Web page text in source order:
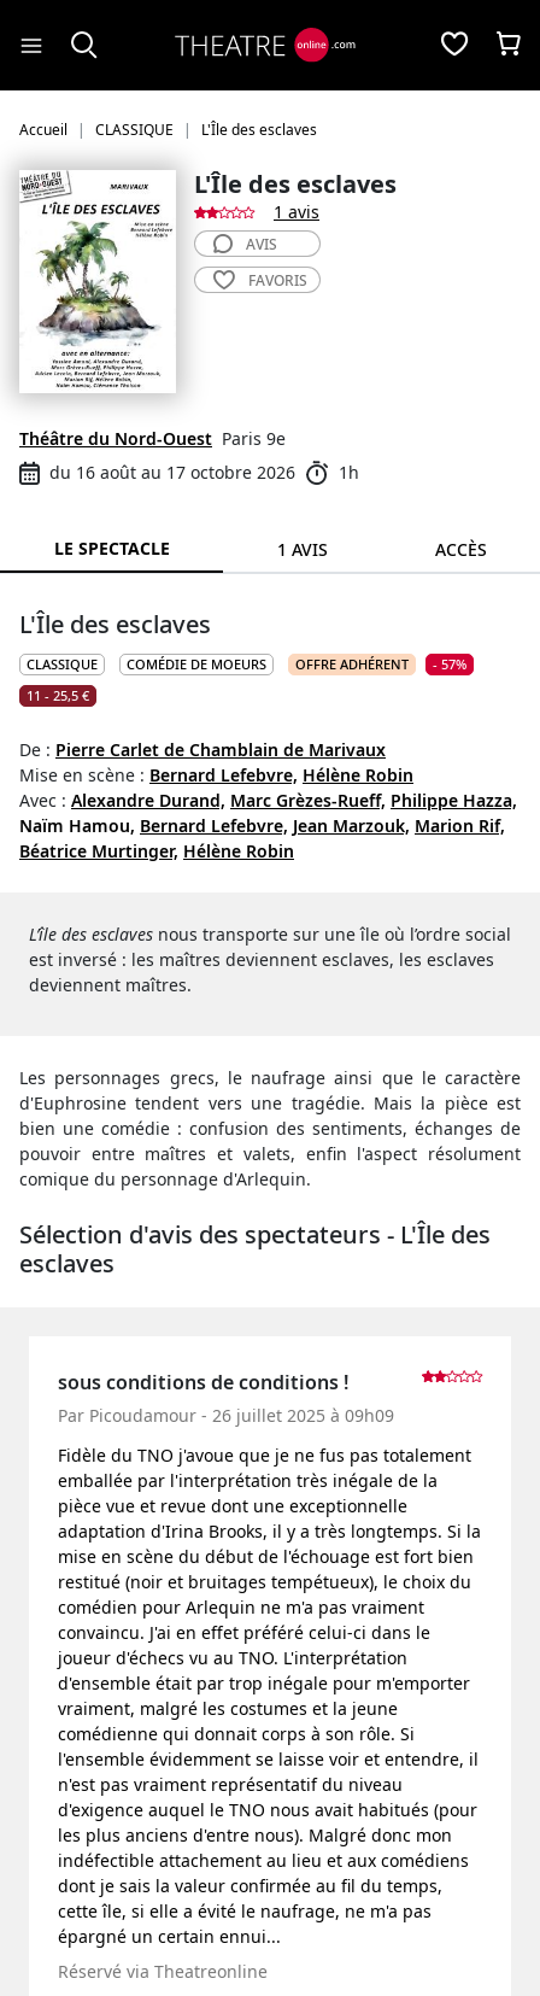
Accueil CLASSIQUE L'Île des esclaves
L'Île des esclaves
1 avis
Théâtre du Nord-Ouest Paris 9e
du 16 août au 17 octobre 2026
1h
AVIS
FAVORIS
LE SPECTACLE 1 AVIS ACCÈS
L'Île des esclaves
CLASSIQUE COMÉDIE DE MOEURS OFFRE ADHÉRENT
- 57%
11 - 25,5 €
De : Pierre Carlet de Chamblain de Marivaux
Mise en scène : Bernard Lefebvre, Hélène Robin
Avec : Alexandre Durand, Marc Grèzes-Rueff, Philippe Hazza,
Naïm Hamou, Bernard Lefebvre, Jean Marzouk, Marion Rif,
Béatrice Murtinger, Hélène Robin
L’île des esclaves nous transporte sur une île où l’ordre social
est inversé : les maîtres deviennent esclaves, les esclaves
deviennent maîtres.
Les personnages grecs, le naufrage ainsi que le caractère
d'Euphrosine tendent vers une tragédie. Mais la pièce est
bien une comédie : confusion des sentiments, échanges de
pouvoir entre maîtres et valets, enfin l'aspect résolument
comique du personnage d'Arlequin.
Sélection d'avis des spectateurs - L'Île des
esclaves
sous conditions de conditions !
Par Picoudamour - 26 juillet 2025 à 09h09
Fidèle du TNO j'avoue que je ne fus pas totalement
emballée par l'interprétation très inégale de la
pièce vue et revue dont une exceptionnelle
adaptation d'Irina Brooks, il y a très longtemps. Si la
mise en scène du début de l'échouage est fort bien
restitué (noir et bruitages tempétueux), le choix du
comédien pour Arlequin ne m'a pas vraiment
convaincu. J'ai en effet préféré celui-ci dans le
joueur d'échecs vu au TNO. L'interprétation
d'ensemble était par trop inégale pour m'emporter
vraiment, malgré les costumes et la jeune
comédienne qui donnait corps à son rôle. Si
l'ensemble évidemment se laisse voir et entendre, il
n'est pas vraiment représentatif du niveau
d'exigence auquel le TNO nous avait habitués (pour
les plus anciens d'entre nous). Malgré donc mon
indéfectible attachement au lieu et aux comédiens
dont je sais la valeur confirmée au fil du temps,
cette île, si elle a évité le naufrage, ne m'a pas
épargné un certain ennui...
Réservé via Theatreonline